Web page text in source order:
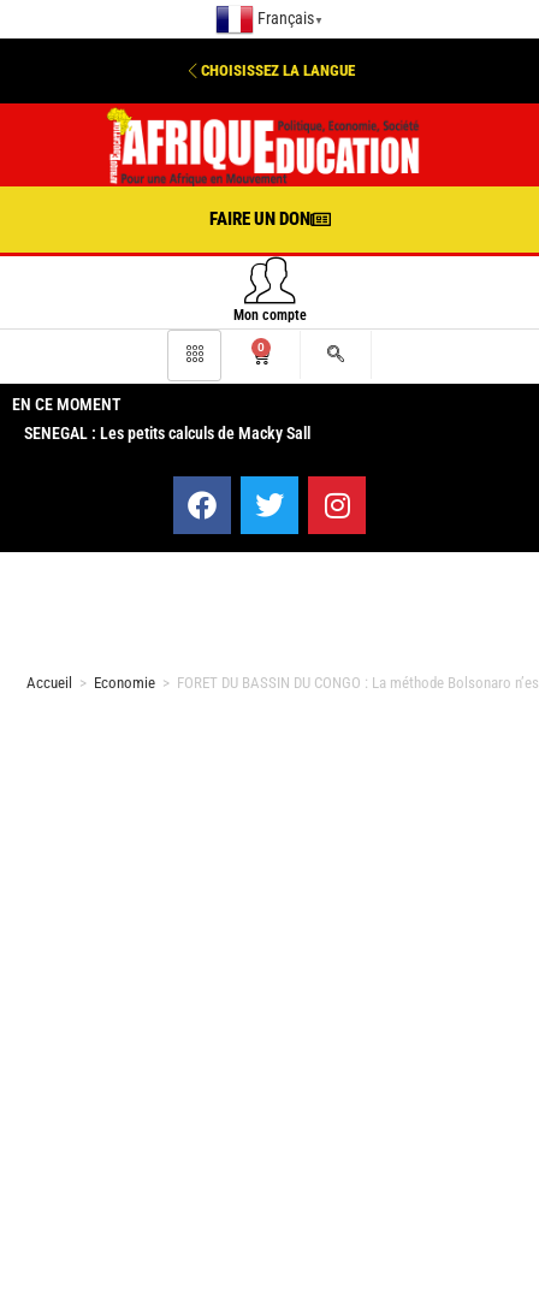
Français ▼
CHOISISSEZ LA LANGUE
FAIRE UN DON
Mon compte
0
EN CE MOMENT
SENEGAL : Les petits calculs de Macky Sall
Accueil > Economie > FORET DU BASSIN DU CONGO : La méthode Bolsonaro